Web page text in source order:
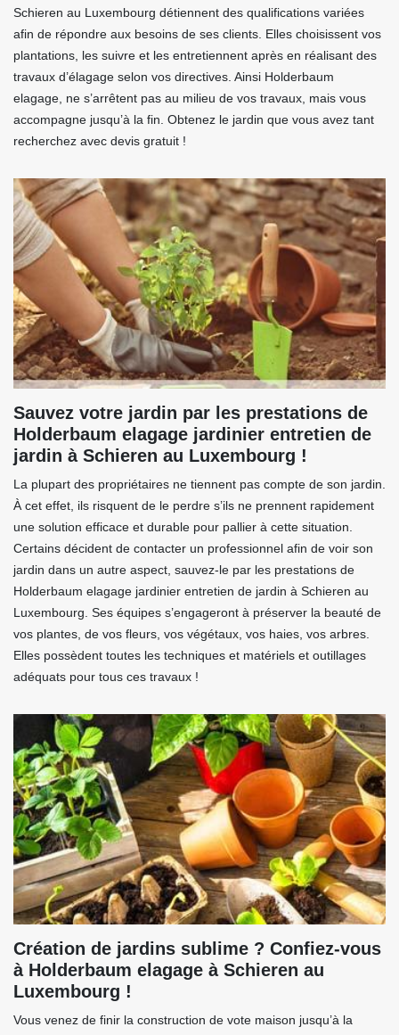
Schieren au Luxembourg détiennent des qualifications variées
afin de répondre aux besoins de ses clients. Elles choisissent vos
plantations, les suivre et les entretiennent après en réalisant des
travaux d’élagage selon vos directives. Ainsi Holderbaum
elagage, ne s’arrêtent pas au milieu de vos travaux, mais vous
accompagne jusqu’à la fin. Obtenez le jardin que vous avez tant
recherchez avec devis gratuit !
Sauvez votre jardin par les prestations de
Holderbaum elagage jardinier entretien de
jardin à Schieren au Luxembourg !
La plupart des propriétaires ne tiennent pas compte de son jardin.
À cet effet, ils risquent de le perdre s’ils ne prennent rapidement
une solution efficace et durable pour pallier à cette situation.
Certains décident de contacter un professionnel afin de voir son
jardin dans un autre aspect, sauvez-le par les prestations de
Holderbaum elagage jardinier entretien de jardin à Schieren au
Luxembourg. Ses équipes s’engageront à préserver la beauté de
vos plantes, de vos fleurs, vos végétaux, vos haies, vos arbres.
Elles possèdent toutes les techniques et matériels et outillages
adéquats pour tous ces travaux !
Création de jardins sublime ? Confiez-vous
à Holderbaum elagage à Schieren au
Luxembourg !
Vous venez de finir la construction de vote maison jusqu’à la